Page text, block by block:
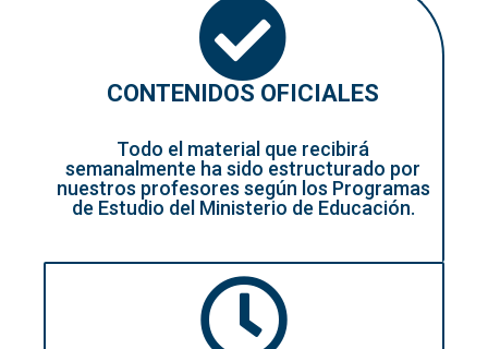
CONTENIDOS OFICIALES
Todo el material que recibirá
semanalmente ha sido estructurado por
nuestros profesores según los Programas
de Estudio del Ministerio de Educación.